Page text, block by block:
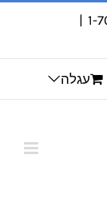
|
עגלה